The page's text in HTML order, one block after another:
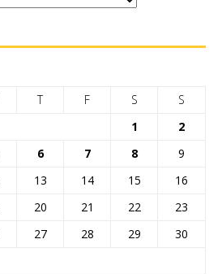
T F S
S
1
2
6 7 8
9
13 14 15
16
20 21 22
23
27 28 29
30